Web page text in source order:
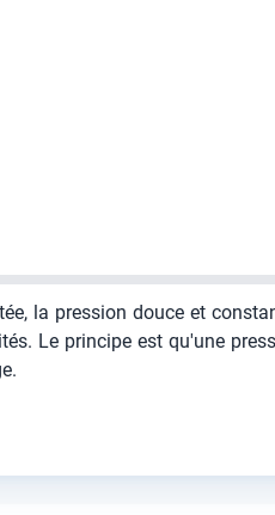
la pression douce et
Le principe est qu'une